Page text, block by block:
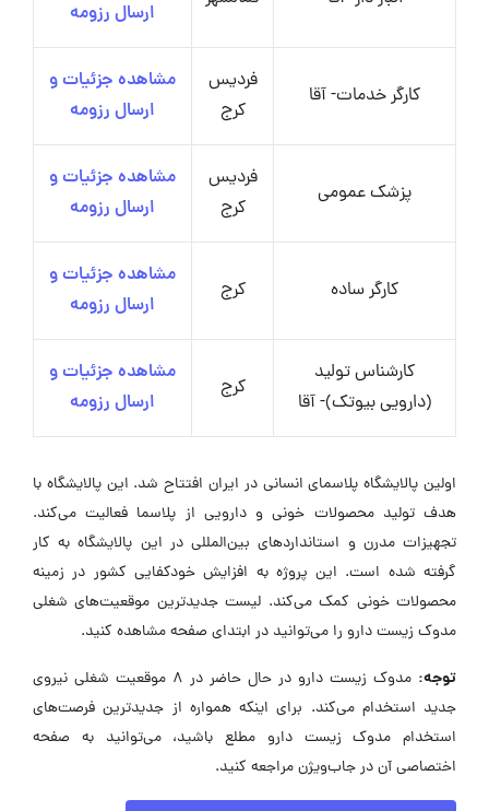
ارسال رزومه
کارگر خدمات- آقا
فردیس
کرج
مشاهده جزئیات و
ارسال رزومه
پزشک عمومی
فردیس
کرج
مشاهده جزئیات و
ارسال رزومه
کارگر ساده کرج
مشاهده جزئیات و
ارسال رزومه
کارشناس تولید
(دارویی بیوتک)- آقا
کرج
مشاهده جزئیات و
ارسال رزومه
اولین پالایشگاه پلاسمای انسانی در ایران افتتاح شد. این پالایشگاه با
هدف تولید محصولات خونی و دارویی از پلاسما فعالیت می‌کند.
تجهیزات مدرن و استانداردهای بین‌المللی در این پالایشگاه به کار
گرفته شده است. این پروژه به افزایش خودکفایی کشور در زمینه
محصولات خونی کمک می‌کند. لیست جدیدترین موقعیت‌های شغلی
مدوک زیست دارو را می‌توانید در ابتدای صفحه مشاهده کنید.
توجه:
مدوک زیست دارو در حال حاضر در ۸ موقعیت شغلی نیروی
جدید استخدام می‌کند. برای اینکه همواره از جدیدترین فرصت‌های
استخدام مدوک زیست دارو مطلع باشید، می‌توانید به صفحه
اختصاصی آن در جاب‌ویژن مراجعه کنید.